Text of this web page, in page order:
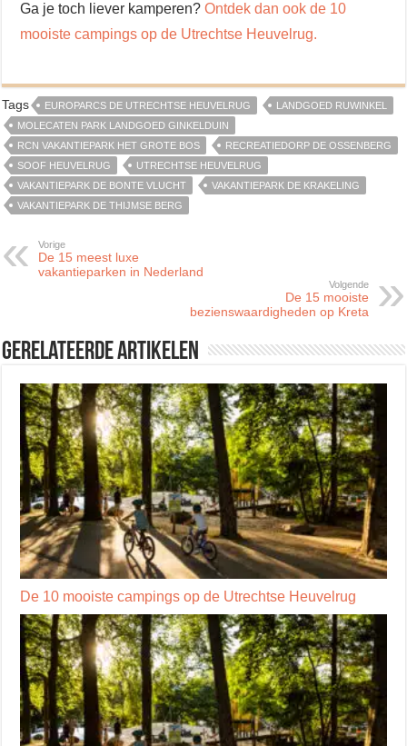
Ga je toch liever kamperen?Ontdek dan ook de 10
mooiste campings op de Utrechtse Heuvelrug.
Tags EUROPARCS DE UTRECHTSE HEUVELRUG
LANDGOED RUWINKEL
MOLECATEN PARK LANDGOED GINKELDUIN
RCN VAKANTIEPARK HET GROTE BOS
RECREATIEDORP DE OSSENBERG
SOOF HEUVELRUG
UTRECHTSE HEUVELRUG
VAKANTIEPARK DE BONTE VLUCHT
VAKANTIEPARK DE KRAKELING
VAKANTIEPARK DE THIJMSE BERG
Vorige
De 15 meest luxe
vakantieparken in Nederland
Volgende
De 15 mooiste
bezienswaardigheden op Kreta
Gerelateerde artikelen
De 10 mooiste campings op de Utrechtse Heuvelrug